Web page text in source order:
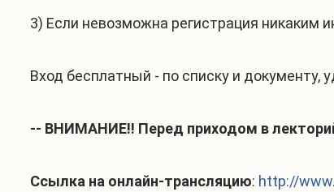
3) Если невозможна регистрация никаким
Вход бесплатный - по списку и документу,
-- ВНИМАНИЕ!! Перед приходом в
Ссылка на онлайн-трансляцию: http://